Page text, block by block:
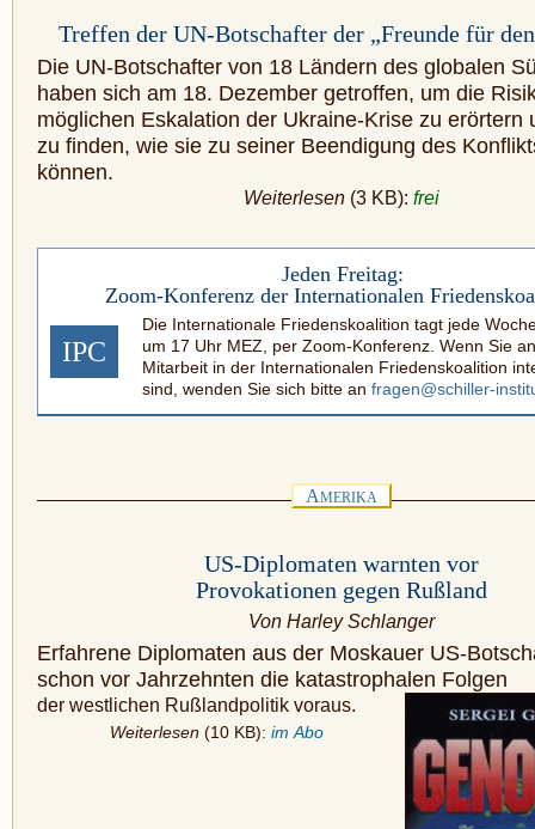
Treffen der UN-Botschafter der „Freunde für
Die UN-Botschafter von 18 Ländern des globalen
haben sich am 18. Dezember getroffen, um die
möglichen Eskalation der Ukraine-Krise zu erörtern
zu finden, wie sie zu seiner Beendigung des
können.
Weiterlesen (3 KB): frei
Jeden Freitag:
Zoom-Konferenz der Internationalen
IPC
Die Internationale Friedenskoalition tagt jede
um 17 Uhr MEZ, per Zoom-Konferenz. Wenn Sie
Mitarbeit in der Internationalen Friedenskoalition
sind, wenden Sie sich bitte an fragen@schiller-
AMERIKA
US-Diplomaten warnten vor
Provokationen gegen Rußland
Von Harley Schlanger
Erfahrene Diplomaten aus der Moskauer US-
schon vor Jahrzehnten die katastrophalen Folgen
der westlichen Rußlandpolitik voraus.
Weiterlesen(10 KB): im Abo